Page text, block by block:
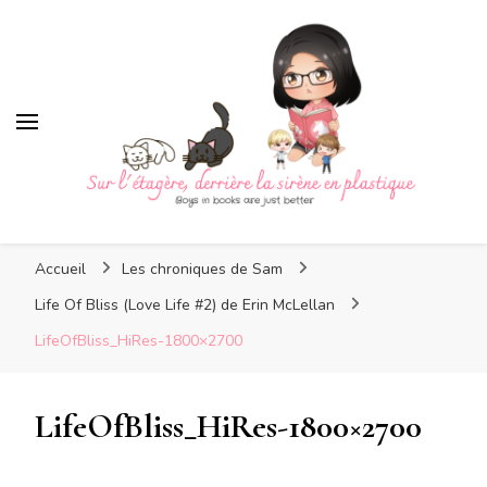
Sur l'étagère, derrière la
sirène en plastique
sirène en plastique
Accueil
Les chroniques de Sam
Life Of Bliss (Love Life #2) de Erin McLellan
LifeOfBliss_HiRes-1800×2700
LifeOfBliss_HiRes-1800×2700